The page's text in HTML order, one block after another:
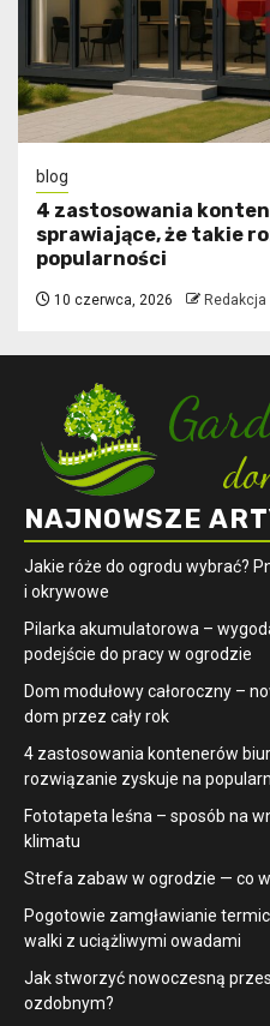
blog
4 zastosowania
sprawiające, że takie
popularności
10 czerwca, 2026 Redakcja
NAJNOWSZE
Jakie róże do ogrodu wybrać?
i okrywowe
Pilarka akumulatorowa –
podejście do pracy w ogrodzie
Dom modułowy całoroczny –
dom przez cały rok
4 zastosowania kontenerów
rozwiązanie zyskuje na
​Fototapeta leśna – sposób na
klimatu
Strefa zabaw w ogrodzie — co
Pogotowie zamgławianie
walki z uciążliwymi owadami
Jak stworzyć nowoczesną
ozdobnym?